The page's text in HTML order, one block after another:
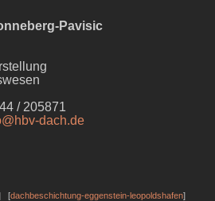
Pavisic
/ 205871
dach.de
[dachbeschichtung-eggenstein-leopoldshafen]